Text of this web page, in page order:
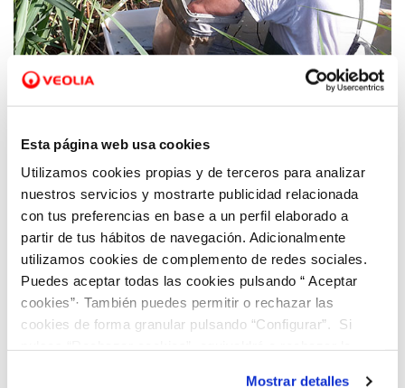
Esta página web usa cookies
Utilizamos cookies propias y de terceros para analizar
nuestros servicios y mostrarte publicidad relacionada
con tus preferencias en base a un perfil elaborado a
partir de tus hábitos de navegación. Adicionalmente
utilizamos cookies de complemento de redes sociales.
Puedes aceptar todas las cookies pulsando “ Aceptar
cookies”· También puedes permitir o rechazar las
cookies de forma granular pulsando “Configurar”. Si
Mostrar detalles
13 OCT 2020
biológicos acuáticos indicadores de la
calidad del agua en los humedales del
Tancat de l'Illa y Tancat de Milia